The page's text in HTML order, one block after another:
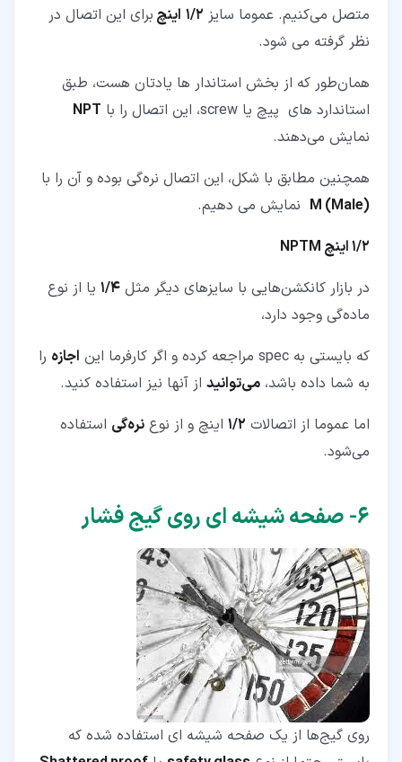
متصل می‌کنیم. عموما سایز 1/2 اینچ برای این اتصال در
نظر گرفته می ‌شود.
همان‌طور که از بخش استاندار ها یادتان هست، طبق
استاندارد های پیچ یا screw، این اتصال را با
NPT
نمایش می‌دهند.
همچنین مطابق با شکل، این اتصال نره‌گی بوده و آن را با
(M
(Male
نمایش می‌ دهیم.
1/2 اینچ NPTM
در بازار کانکشن‌هایی با سایزهای دیگر مثل 1/4 یا از نوع
ماده‌گی وجود دارد،
که بایستی به spec مراجعه کرده و اگر کارفرما این
اجازه را
به شما داده باشد، می‌توانید از آنها نیز استفاده کنید.
اما عموما از اتصالات 1/2 اینچ و از نوع نره‌گی استفاده
می‌شود.
۶‏- صفحه شیشه ‌ای روی گیج فشار
روی گیج‌ها از یک صفحه شیشه ‌ای استفاده شده که